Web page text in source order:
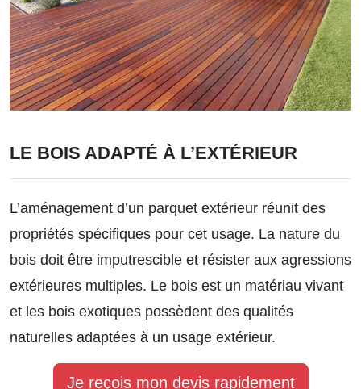
LE BOIS ADAPTÉ À L’EXTÉRIEUR
L’aménagement d’un parquet extérieur réunit des
propriétés spécifiques pour cet usage. La nature du
bois doit être imputrescible et résister aux agressions
extérieures multiples. Le bois est un matériau vivant
et les bois exotiques possèdent des qualités
naturelles adaptées à un usage extérieur.
Je reçois mon devis rapidement